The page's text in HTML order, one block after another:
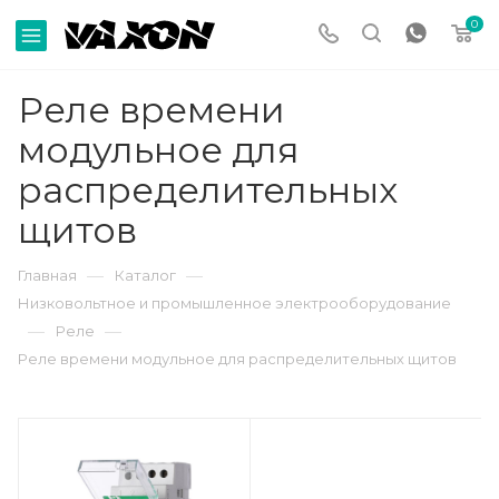
0
Реле времени
модульное для
распределительных
щитов
Главная — Каталог —
Низковольтное и промышленное электрооборудование
— Реле —
Реле времени модульное для распределительных щитов